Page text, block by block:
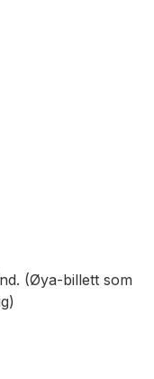
(Øya-billett som